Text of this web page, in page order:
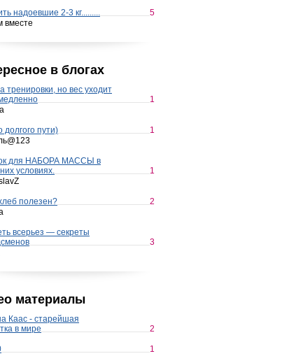
надоевшие 2-3 кг.........
5
вместе
в блогах
тренировки, но вес уходит
1
долгого пути)
1
для НАБОРА МАССЫ в
условиях.
1
полезен?
2
всерьез — секреты
3
материалы
Каас - старейшая
в мире
2
1